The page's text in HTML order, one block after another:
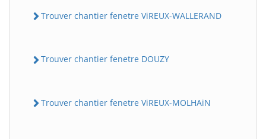
Trouver chantier fenetre ViREUX-WALLERAND
Trouver chantier fenetre DOUZY
Trouver chantier fenetre ViREUX-MOLHAiN